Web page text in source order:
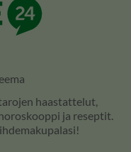
haastattelut,
ja reseptit.